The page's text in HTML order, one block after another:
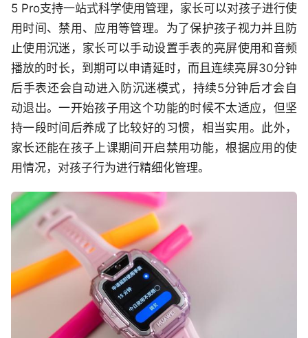
5 Pro支持一站式科学使用管理，家长可以对孩子进行使
用时间、禁用、应用等管理。为了保护孩子视力并且防
止使用沉迷，家长可以手动设置手表的亮屏使用和音频
播放的时长，到期可以申请延时，而且连续亮屏30分钟
后手表还会自动进入防沉迷模式，持续5分钟后才会自
动退出。一开始孩子用这个功能的时候不太适应，但坚
持一段时间后养成了比较好的习惯，相当实用。此外，
家长还能在孩子上课期间开启禁用功能，根据应用的使
用情况，对孩子行为进行精细化管理。